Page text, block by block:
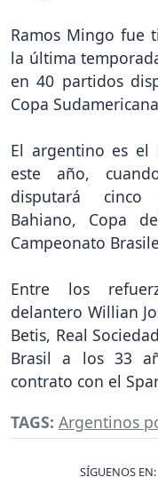
Ramos Mingo fue
la última
en 40 partidos
Copa
El argentino es el
este año,
disputará cinco
Bahiano, Copa
Campeonato
Entre los
delantero Willian
Betis, Real
Brasil a los 33
contrato con el
TAGS: Argentinos
SÍGUENOS EN: